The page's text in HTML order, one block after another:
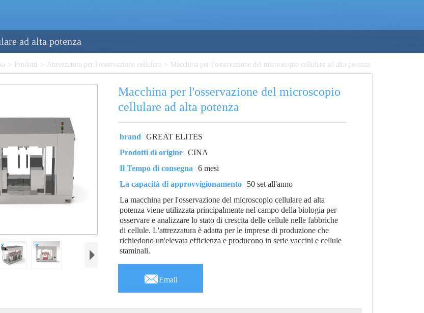
ad alta potenza
> Prodotti > Attrezzatura per l'osservazione cellulare > Macchina per l'osservazione del microscopio cellulare ad alta potenza
Macchina per l'osservazione del microscopio
cellulare ad alta potenza
brand
GREAT ELITES
Prodotti di origine
CINA
Il Tempo di consegna
6 mesi
La capacità di approvvigionamento
50 set all'anno
La macchina per l'osservazione del microscopio cellulare ad alta
potenza viene utilizzata principalmente nel campo della biologia per
osservare e analizzare lo stato di crescita delle cellule nelle fabbriche
di cellule. L'attrezzatura è adatta per le imprese di produzione che
richiedono un'elevata efficienza e producono in serie vaccini e cellule
staminali.
Email